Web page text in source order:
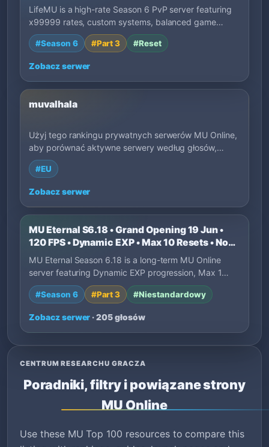
LifeMU is a high-rate Season 6 PvP server featuring
x99999 rates, custom systems, balanced game…
#Season 6 #Part 3 #Reset
Zobacz serwer
muvalhala
Użyj tego rankingu prywatnych serwerów MU Online,
aby porównać aktywne serwery według głosów,
startu, EXP, regionu, stylu gry i opisów właścicieli.
Filtruj po tagach, aby szybciej znaleźć pasujące
#EU
Zobacz serwer
MU Eternal S6.18 • Grand Opening 19 Jun •
120 FPS • Dynamic EXP • Max 10 Resets • No
P2W
MU Eternal Season 6.18 is a long-term MU Online
server featuring Dynamic EXP progression, Max 1…
#Season 6 #Part 3 #Niestandardowy
Zobacz serwer · 205 głosów
CENTRUM RESEARCHU GRACZA
Poradniki, filtry i powiązane strony
MU Online
Use these MU Top 100 resources to compare this